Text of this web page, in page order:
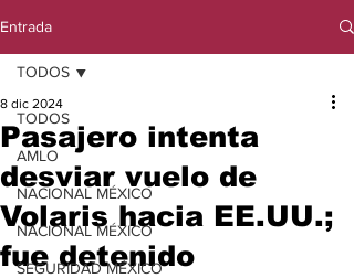
Entrada
TODOS
AMLO
NACIONAL MÉXICO
NACIONAL MÉXICO
SEGURIDAD MÉXICO
TODOS
Pasajero intenta
desviar vuelo de
Volaris hacia EE.UU.;
fue detenido
8 dic 2024